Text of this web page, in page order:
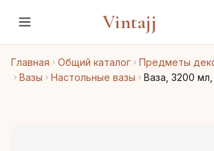
Vintajj
Главная Общий каталог
Предметы
Вазы
Настольные вазы Ваза, 3200 мл,